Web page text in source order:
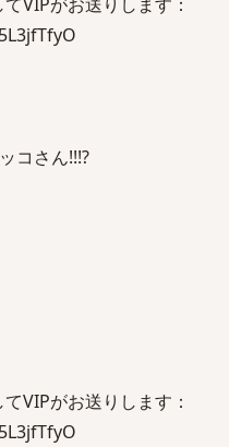
コさん!!!?
VIPがお送りします：